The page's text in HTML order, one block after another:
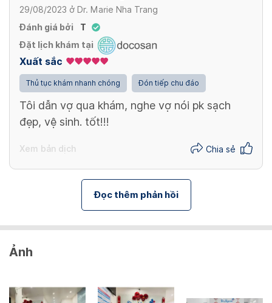
29/08/2023 ở Dr. Marie Nha Trang
Đánh giá bởi
T
Đặt lịch khám tại
Xuất sắc
Thủ tục khám nhanh chóng Đón tiếp chu đáo
Tôi dẫn vợ qua khám, nghe vợ nói pk sạch
đẹp, vệ sinh. tốt!!!
Xem bản dịch Chia sẻ
Đọc thêm phản hồi
Ảnh